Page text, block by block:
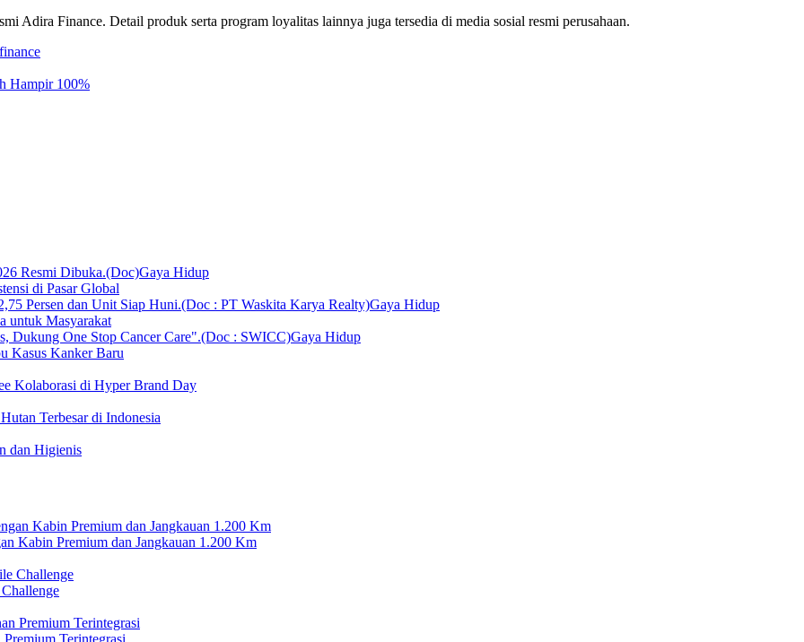
Adira Finance. Detail produk serta program loyalitas lainnya juga tersedia di media sosial resmi perusahaan.
Hampir 100%
Gaya Hidup
di Pasar Global
Gaya Hidup
untuk Masyarakat
Gaya Hidup
Kasus Kanker Baru
Kolaborasi di Hyper Brand Day
Terbesar di Indonesia
dan Higienis
Kabin Premium dan Jangkauan 1.200 Km
Terintegrasi